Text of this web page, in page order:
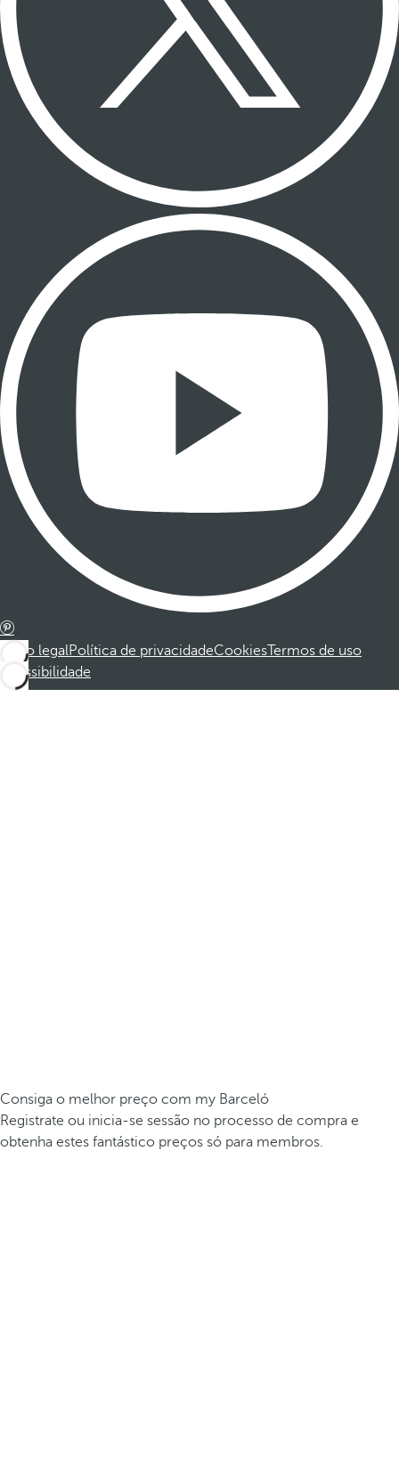
Aviso legalPolítica de privacidadeCookiesTermos de uso
Acessibilidade
Consiga o melhor preço com my Barceló
Registrate ou inicia-se sessão no processo de compra e
obtenha estes fantástico preços só para membros.